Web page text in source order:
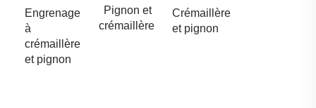
Engrenage
à
crémaillère
et pignon
Pignon et
crémaillère
Crémaillère
et pignon